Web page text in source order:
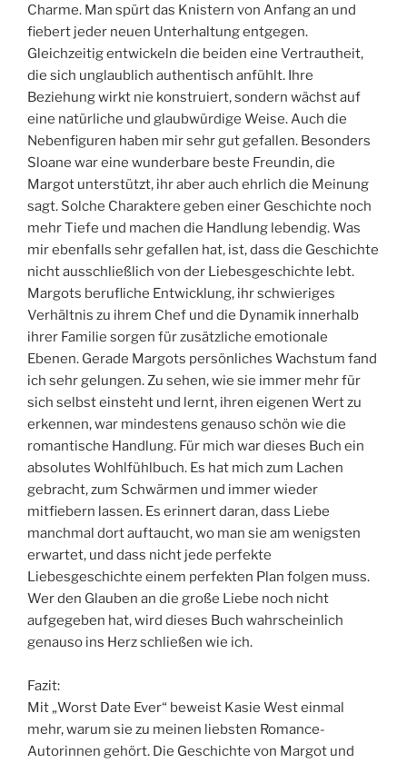
Charme. Man spürt das Knistern von Anfang an und
fiebert jeder neuen Unterhaltung entgegen.
Gleichzeitig entwickeln die beiden eine Vertrautheit,
die sich unglaublich authentisch anfühlt. Ihre
Beziehung wirkt nie konstruiert, sondern wächst auf
eine natürliche und glaubwürdige Weise. Auch die
Nebenfiguren haben mir sehr gut gefallen. Besonders
Sloane war eine wunderbare beste Freundin, die
Margot unterstützt, ihr aber auch ehrlich die Meinung
sagt. Solche Charaktere geben einer Geschichte noch
mehr Tiefe und machen die Handlung lebendig. Was
mir ebenfalls sehr gefallen hat, ist, dass die Geschichte
nicht ausschließlich von der Liebesgeschichte lebt.
Margots berufliche Entwicklung, ihr schwieriges
Verhältnis zu ihrem Chef und die Dynamik innerhalb
ihrer Familie sorgen für zusätzliche emotionale
Ebenen. Gerade Margots persönliches Wachstum fand
ich sehr gelungen. Zu sehen, wie sie immer mehr für
sich selbst einsteht und lernt, ihren eigenen Wert zu
erkennen, war mindestens genauso schön wie die
romantische Handlung. Für mich war dieses Buch ein
absolutes Wohlfühlbuch. Es hat mich zum Lachen
gebracht, zum Schwärmen und immer wieder
mitfiebern lassen. Es erinnert daran, dass Liebe
manchmal dort auftaucht, wo man sie am wenigsten
erwartet, und dass nicht jede perfekte
Liebesgeschichte einem perfekten Plan folgen muss.
Wer den Glauben an die große Liebe noch nicht
aufgegeben hat, wird dieses Buch wahrscheinlich
genauso ins Herz schließen wie ich.
Fazit:
Mit „Worst Date Ever“ beweist Kasie West einmal
mehr, warum sie zu meinen liebsten Romance-
Autorinnen gehört. Die Geschichte von Margot und